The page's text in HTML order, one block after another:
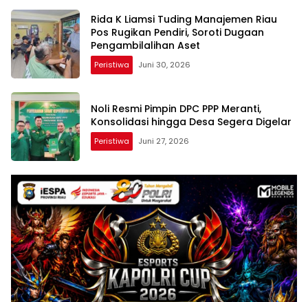
Rida K Liamsi Tuding Manajemen Riau
Pos Rugikan Pendiri, Soroti Dugaan
Pengambilalihan Aset
Peristiwa Juni 30, 2026
Noli Resmi Pimpin DPC PPP Meranti,
Konsolidasi hingga Desa Segera Digelar
Peristiwa Juni 27, 2026